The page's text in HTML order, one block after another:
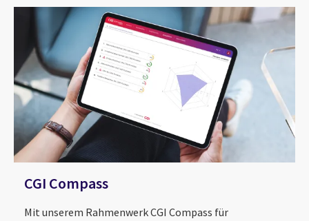
CGI Compass
Mit unserem Rahmenwerk CGI Compass für